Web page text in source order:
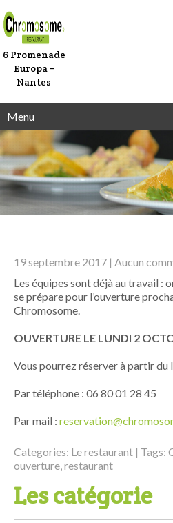
6 Promenade
Europa –
Nantes
Menu
19 septembre 2017 | Aucun
Les équipes sont déjà au travail :
se prépare pour l’ouverture
Chromosome.
OUVERTURE LE LUNDI 2
Vous pourrez réserver à partir
Par téléphone : 06 80 01 28 45
Par mail :
Categories: Le restaurant | Tags:
ouverture,restaurant
Les catégorie